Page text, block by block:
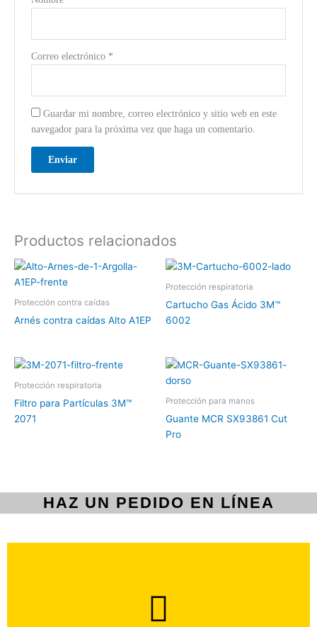
Correo electrónico *
Guardar mi nombre, correo electrónico y sitio web en este
navegador para la próxima vez que haga un comentario.
Productos relacionados
Protección contra caídas
Arnés contra caídas Alto A1EP
Protección respiratoria
Cartucho Gas Ácido 3M™
6002
Protección respiratoria
Filtro para Partículas 3M™
2071
Protección para manos
Guante MCR SX93861 Cut
Pro
HAZ UN PEDIDO EN LÍNEA